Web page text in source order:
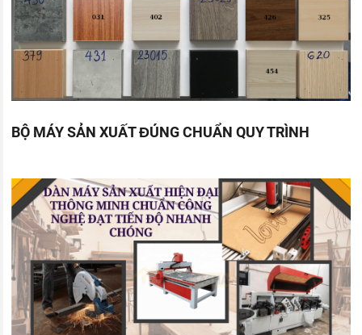
BỘ MÁY SẢN XUẤT ĐÚNG CHUẨN QUY TRÌNH